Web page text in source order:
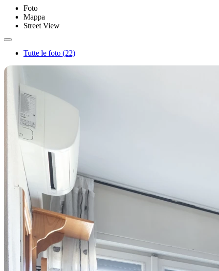
Foto
Mappa
Street View
Tutte le foto (22)